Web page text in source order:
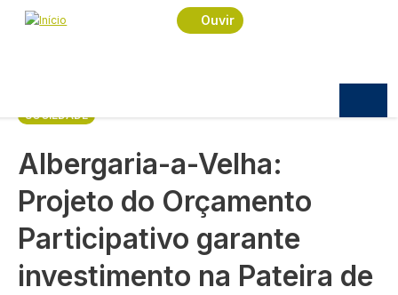
Passar para o conteúdo principal
Ouvir
Navegação estrutural
Início
Sociedade
Albergaria-a-Velha: Projeto do Orçamento
SOCIEDADE
Albergaria-a-Velha:
Projeto do Orçamento
Participativo garante
investimento na Pateira de